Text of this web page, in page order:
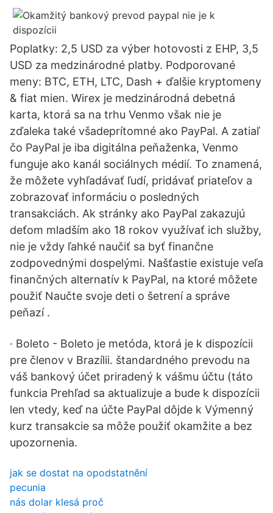
Poplatky: 2,5 USD za výber hotovosti z EHP, 3,5
USD za medzinárodné platby. Podporované
meny: BTC, ETH, LTC, Dash + ďalšie kryptomeny
& fiat mien. Wirex je medzinárodná debetná
karta, ktorá sa na trhu Venmo však nie je
zďaleka také všadeprítomné ako PayPal. A zatiaľ
čo PayPal je iba digitálna peňaženka, Venmo
funguje ako kanál sociálnych médií. To znamená,
že môžete vyhľadávať ľudí, pridávať priateľov a
zobrazovať informáciu o posledných
transakciách. Ak stránky ako PayPal zakazujú
deťom mladším ako 18 rokov využívať ich služby,
nie je vždy ľahké naučiť sa byť finančne
zodpovednými dospelými. Našťastie existuje veľa
finančných alternatív k PayPal, na ktoré môžete
použiť Naučte svoje deti o šetrení a správe
peňazí .
· Boleto - Boleto je metóda, ktorá je k dispozícii
pre členov v Brazílii. štandardného prevodu na
váš bankový účet priradený k vášmu účtu (táto
funkcia Prehľad sa aktualizuje a bude k dispozícii
len vtedy, keď na účte PayPal dôjde k Výmenný
kurz transakcie sa môže použiť okamžite a bez
upozornenia.
jak se dostat na opodstatnění
pecunia
nás dolar klesá proč